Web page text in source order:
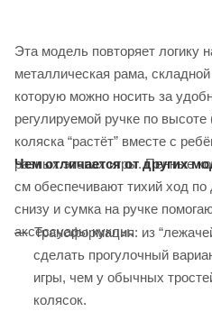
Эта модель повторяет логику
металлическая рама,
которую можно носить за
регулируемой ручке по
коляска “растёт” вместе с
разных этапах игры. Пенные
см обеспечивают тихий ход по
снизу и сумка на ручке
аксессуары куклы.
Чем отличается от других
Трансформация: из
сделать прогулочный
игры, чем у обычных
колясок.